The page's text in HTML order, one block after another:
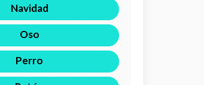
Navidad
Oso
Perro